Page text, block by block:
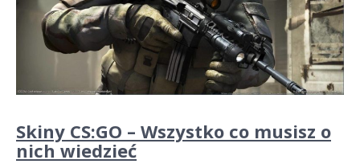
Skiny CS:GO – Wszystko co musisz o
nich wiedzieć